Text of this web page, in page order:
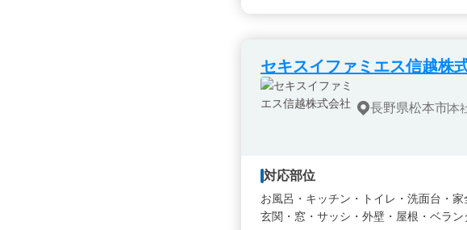
セキスイファミエス信越株
長野県松本市本
対応部位
お風呂・ キッチン・ トイレ・ 洗面台・ 家
玄関・ 窓・サッシ・ 外壁・ 屋根・ ベラン